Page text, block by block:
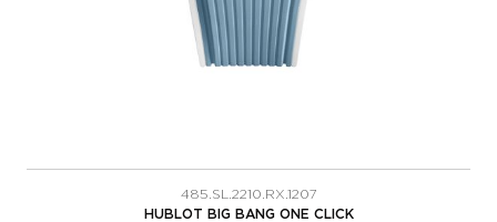
485.SL.2210.RX.1207
HUBLOT BIG BANG ONE CLICK